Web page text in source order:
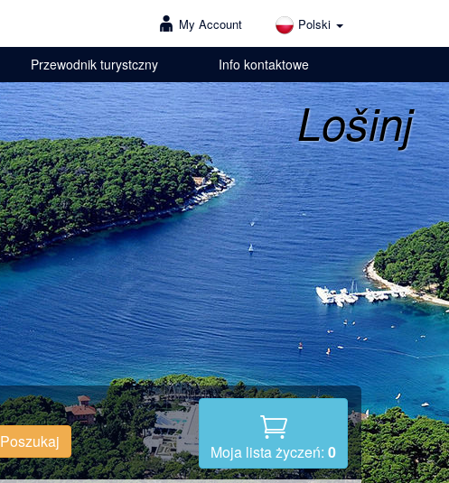
My Account Polski
Przewodnik turystczny Info kontaktowe
Lošinj
Poszukaj
Moja lista życzeń: 0